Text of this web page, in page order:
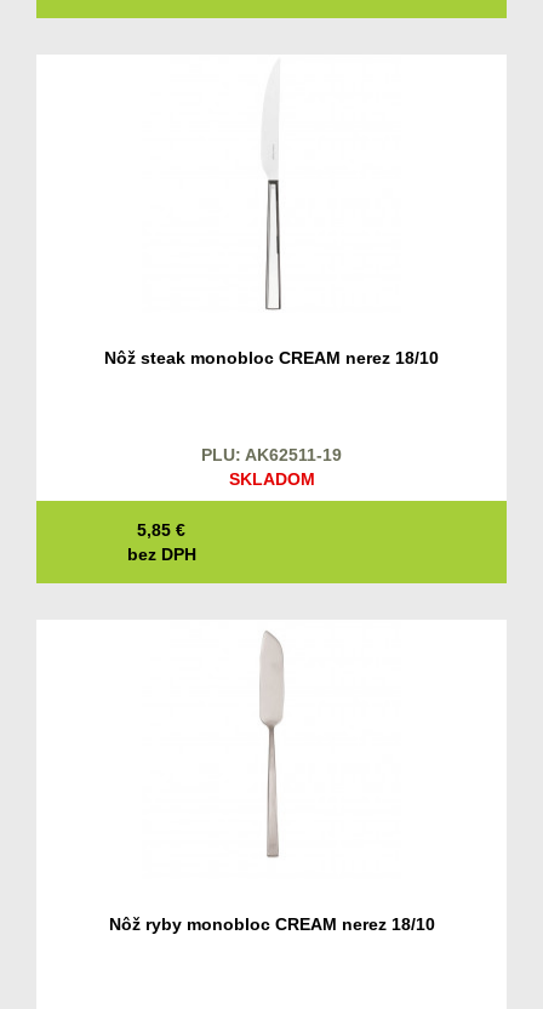
Nôž steak monobloc CREAM nerez 18/10
PLU: AK62511-19
SKLADOM
5,85 €
bez DPH
Nôž ryby monobloc CREAM nerez 18/10